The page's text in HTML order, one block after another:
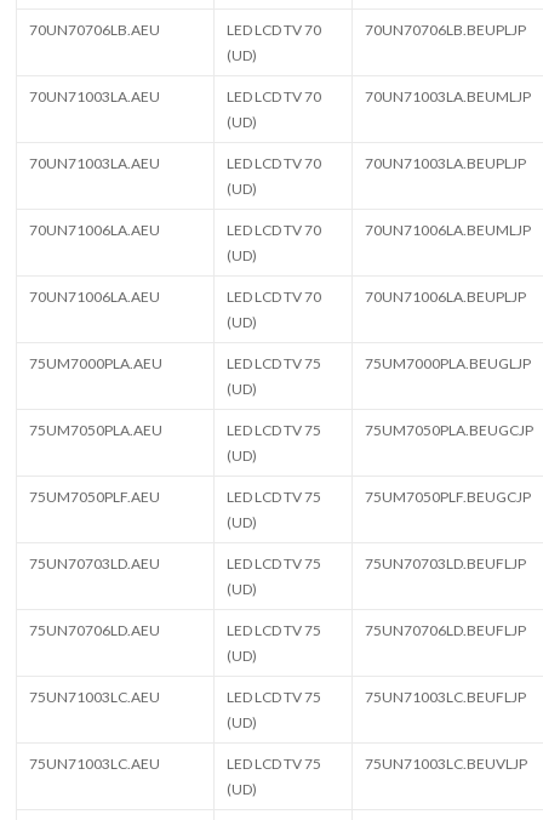
70UN70706LB.AEU
LED LCD TV 70
(UD)
70UN70706LB.BEUPLJP
70UN71003LA.AEU
LED LCD TV 70
(UD)
70UN71003LA.BEUMLJP
70UN71003LA.AEU
LED LCD TV 70
(UD)
70UN71003LA.BEUPLJP
70UN71006LA.AEU
LED LCD TV 70
(UD)
70UN71006LA.BEUMLJP
70UN71006LA.AEU
LED LCD TV 70
(UD)
70UN71006LA.BEUPLJP
75UM7000PLA.AEU
LED LCD TV 75
(UD)
75UM7000PLA.BEUGLJP
75UM7050PLA.AEU
LED LCD TV 75
(UD)
75UM7050PLA.BEUGCJP
75UM7050PLF.AEU
LED LCD TV 75
(UD)
75UM7050PLF.BEUGCJP
75UN70703LD.AEU
LED LCD TV 75
(UD)
75UN70703LD.BEUFLJP
75UN70706LD.AEU
LED LCD TV 75
(UD)
75UN70706LD.BEUFLJP
75UN71003LC.AEU
LED LCD TV 75
(UD)
75UN71003LC.BEUFLJP
75UN71003LC.AEU
LED LCD TV 75
(UD)
75UN71003LC.BEUVLJP